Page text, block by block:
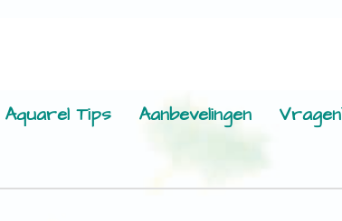
Aquarel Tips Aanbevelingen